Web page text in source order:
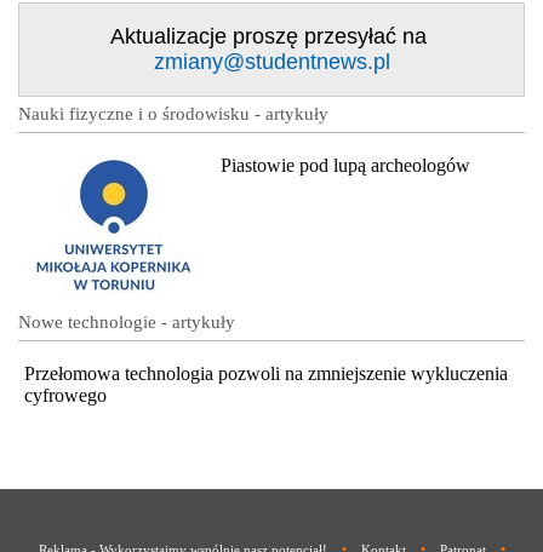
Aktualizacje proszę przesyłać na
zmiany@studentnews.pl
Nauki fizyczne i o środowisku - artykuły
Piastowie pod lupą archeologów
Nowe technologie - artykuły
Przełomowa technologia pozwoli na zmniejszenie wykluczenia
cyfrowego